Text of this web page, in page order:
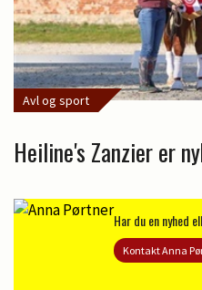
Avl og sport
Heiline's Zanzier er
Har du en nyhed
Kontakt Anna